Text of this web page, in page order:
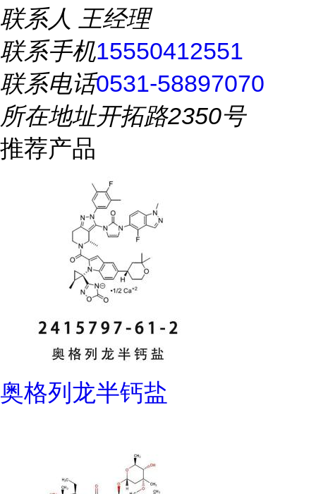
联系人 王经理
联系手机15550412551
联系电话0531-58897070
所在地址开拓路2350号
推荐产品
奥格列龙半钙盐